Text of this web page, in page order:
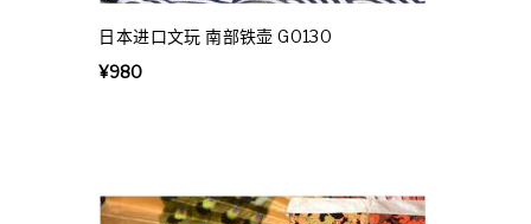
日本进口文玩 南部铁壶 G0130
¥980